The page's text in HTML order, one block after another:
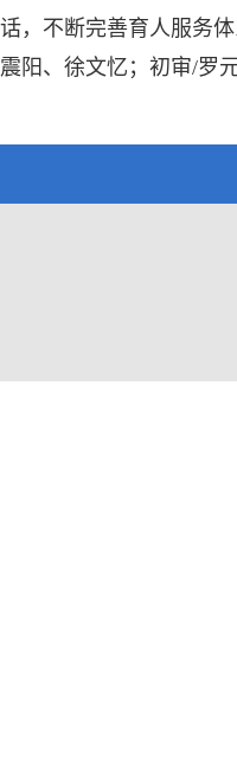
话，不断完善育人服务
震阳、徐文忆；初审/罗